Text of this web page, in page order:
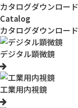
カタログダウンロード
Catalog
カタログダウンロード
デジタル顕微鏡
工業用内視鏡